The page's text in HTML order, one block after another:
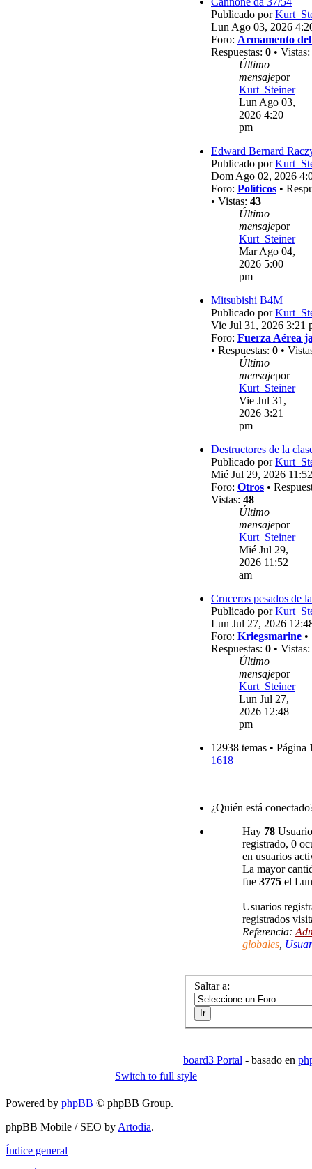
Publicado por
Lun Ago 03, 2026
Foro: Armamento
Respuestas: 0 • Vistas:
Último
mensajepor
Kurt_Steiner
Lun Ago 03,
2026 4:20
pm
Edward Bernard
Publicado por
Dom Ago 02, 2026
Foro: Políticos •
• Vistas: 43
Último
mensajepor
Kurt_Steiner
Mar Ago 04,
2026 5:00
pm
Mitsubishi B4M
Publicado por
Vie Jul 31, 2026 3:21
Foro: Fuerza Aérea
• Respuestas: 0 •
Último
mensajepor
Kurt_Steiner
Vie Jul 31,
2026 3:21
pm
Destructores de la
Publicado por
Mié Jul 29, 2026
Foro: Otros •
Vistas: 48
Último
mensajepor
Kurt_Steiner
Mié Jul 29,
2026 11:52
am
Cruceros pesados de
Publicado por
Lun Jul 27, 2026
Foro: Kriegsmarine •
Respuestas: 0 • Vistas:
Último
mensajepor
Kurt_Steiner
Lun Jul 27,
2026 12:48
pm
12938 temas • Página
1618
¿Quién está
Hay 78
registrado, 0
en usuarios
La mayor
fue 3775 el
Usuarios
registrados
Referencia:
globales,
Saltar a:
board3 Portal - basado en
Switch to full style
Powered by phpBB © phpBB Group.
phpBB Mobile / SEO by Artodia.
Índice general